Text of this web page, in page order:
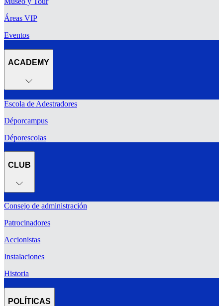
Áreas VIP
Eventos
ACADEMY
Escola de Adestradores
Déporcampus
Déporescolas
CLUB
Consejo de administración
Patrocinadores
Accionistas
Instalaciones
Historia
POLÍTICAS